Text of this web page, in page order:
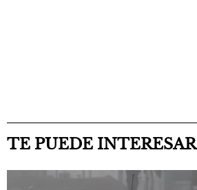
TE PUEDE INTERESAR